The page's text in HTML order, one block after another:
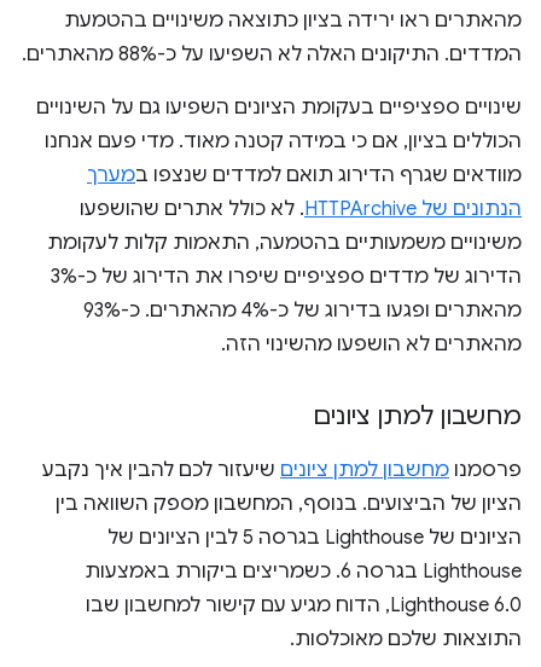
מהאתרים ראו ירידה בציון כתוצאה משינויים בהטמעת
המדדים. התיקונים האלה לא השפיעו על כ-88% מהאתרים.
שינויים ספציפיים בעקומת הציונים השפיעו גם על השינויים
הכוללים בציון, אם כי במידה קטנה מאוד. מדי פעם אנחנו
מוודאים שגרף הדירוג תואם למדדים שנצפו במערך
הנתונים של HTTPArchive
. לא כולל אתרים שהושפעו
משינויים משמעותיים בהטמעה, התאמות קלות לעקומת
הדירוג של מדדים ספציפיים שיפרו את הדירוג של כ-3%
מהאתרים ופגעו בדירוג של כ-4% מהאתרים. כ-93%
מהאתרים לא הושפעו מהשינוי הזה.
מחשבון למתן ציונים
פרסמנו מחשבון למתן ציונים שיעזור לכם להבין איך נקבע
הציון של הביצועים. בנוסף, המחשבון מספק השוואה בין
הציונים של Lighthouse בגרסה 5 לבין הציונים של
Lighthouse בגרסה 6. כשמריצים ביקורת באמצעות
Lighthouse 6.0, הדוח מגיע עם קישור למחשבון שבו
התוצאות שלכם מאוכלסות.